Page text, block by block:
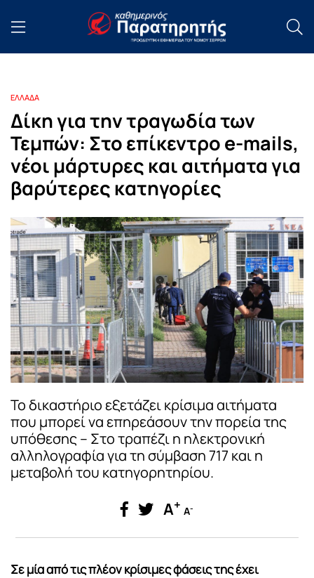
ΕΛΛΑΔΑ
Δίκη για την τραγωδία των
Τεμπών: Στο επίκεντρο e-mails,
νέοι μάρτυρες και αιτήματα για
βαρύτερες κατηγορίες
Το δικαστήριο εξετάζει κρίσιμα αιτήματα
που μπορεί να επηρεάσουν την πορεία της
υπόθεσης – Στο τραπέζι η ηλεκτρονική
αλληλογραφία για τη σύμβαση 717 και η
μεταβολή του κατηγορητηρίου.
A+ A-
Σε μία από τις πλέον κρίσιμες φάσεις της έχει